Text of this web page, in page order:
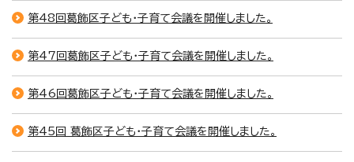
第48回葛飾区子ども・子育て会議を開催しました。
第47回葛飾区子ども・子育て会議を開催しました。
第46回葛飾区子ども・子育て会議を開催しました。
第45回 葛飾区子ども・子育て会議を開催しました。